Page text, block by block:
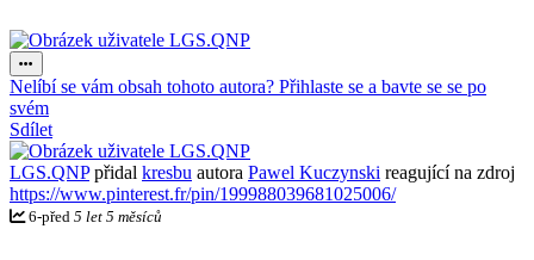
Nelíbí se vám obsah tohoto autora? Přihlaste se a bavte se se po
svém
Sdílet
LGS.QNPpřidal kresbu autora Pawel Kuczynski reagující na zdroj
https://www.pinterest.fr/pin/199988039681025006/
6-před 5 let 5 měsíců